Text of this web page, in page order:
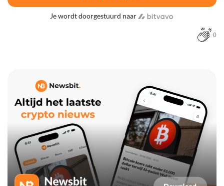
Je wordt doorgestuurd naar
0